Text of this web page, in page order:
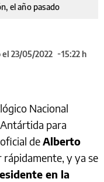
el año pasado
23/05/2022
15:22 h
Nacional
para
deAlberto
y ya se
en la